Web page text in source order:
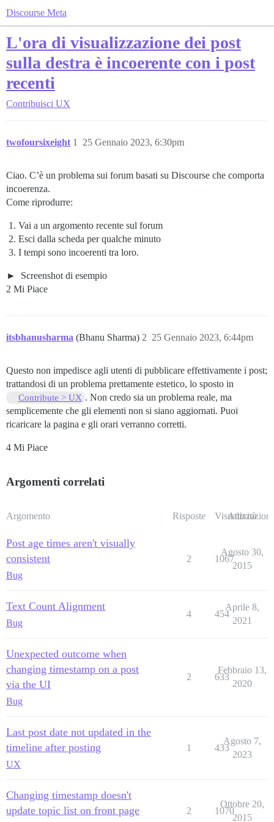
Discourse Meta
L'ora di visualizzazione dei post
sulla destra è incoerente con i post
recenti
Contribuisci UX
twofoursixeight 25 Gennaio 2023, 6:30pm
1
Ciao. C’è un problema sui forum basati su Discourse che comporta
incoerenza.
Come riprodurre:
Vai a un argomento recente sul forum
Esci dalla scheda per qualche minuto
I tempi sono incoerenti tra loro.
Screenshot di esempio
2 Mi Piace
itsbhanusharma (Bhanu Sharma) 25 Gennaio 2023, 6:44pm
2
Questo non impedisce agli utenti di pubblicare effettivamente i post;
trattandosi di un problema prettamente estetico, lo sposto in
Contribute > UX . Non credo sia un problema reale, ma
semplicemente che gli elementi non si siano aggiornati. Puoi
ricaricare la pagina e gli orari verranno corretti.
4 Mi Piace
Argomenti correlati
Argomento Risposte Visualizzazioni
Attività
Post age times aren't visually
consistent
Bug
2 1067
Agosto 30,
2015
Text Count Alignment
Bug
4 454
Aprile 8,
2021
Unexpected outcome when
changing timestamp on a post
via the UI
Bug
2 633
Febbraio 13,
2020
Last post date not updated in the
timeline after posting
UX
1 433
Agosto 7,
2023
Changing timestamp doesn't
update topic list on front page
2 1070
Ottobre 20,
2015